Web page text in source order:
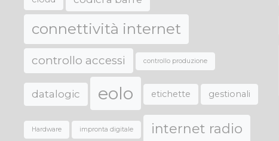
connettività internet
controllo accessi controllo produzione
datalogic eolo etichette gestionali
Hardware impronta digitale internet radio